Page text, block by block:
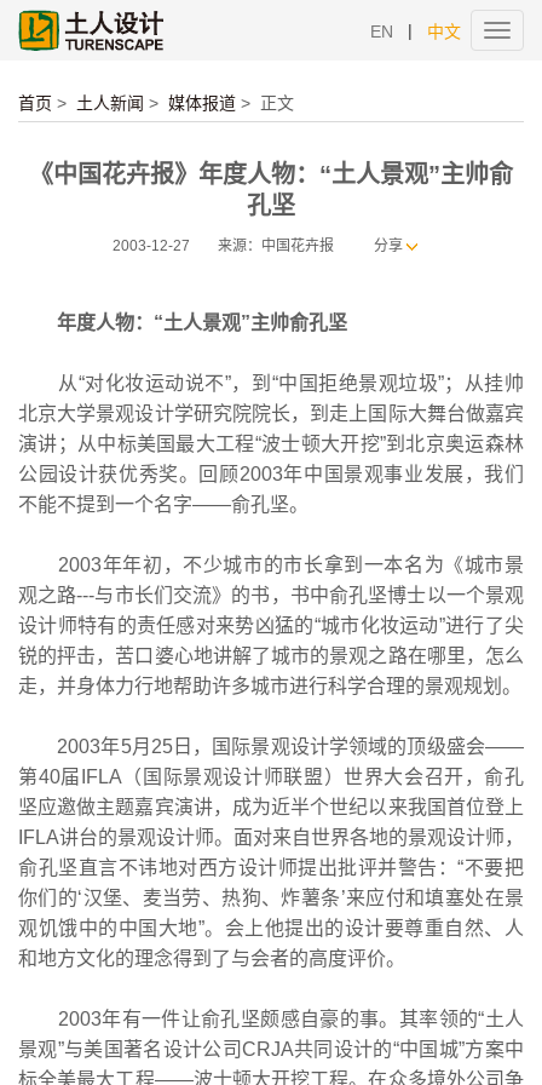
EN | 中文
首页 > 土人新闻 > 媒体报道 > 正文
《中国花卉报》年度人物：“土人景观”主帅俞
孔坚
2003-12-27 来源：中国花卉报 分享
年度人物：“土人景观”主帅俞孔坚
从“对化妆运动说不”，到“中国拒绝景观垃圾”；从挂帅
北京大学景观设计学研究院院长，到走上国际大舞台做嘉宾
演讲；从中标美国最大工程“波士顿大开挖”到北京奥运森林
公园设计获优秀奖。回顾2003年中国景观事业发展，我们
不能不提到一个名字——俞孔坚。
2003年年初，不少城市的市长拿到一本名为《城市景
观之路---与市长们交流》的书，书中俞孔坚博士以一个景观
设计师特有的责任感对来势凶猛的“城市化妆运动”进行了尖
锐的抨击，苦口婆心地讲解了城市的景观之路在哪里，怎么
走，并身体力行地帮助许多城市进行科学合理的景观规划。
2003年5月25日，国际景观设计学领域的顶级盛会——
第40届IFLA（国际景观设计师联盟）世界大会召开，俞孔
坚应邀做主题嘉宾演讲，成为近半个世纪以来我国首位登上
IFLA讲台的景观设计师。面对来自世界各地的景观设计师，
俞孔坚直言不讳地对西方设计师提出批评并警告：“不要把
你们的‘汉堡、麦当劳、热狗、炸薯条’来应付和填塞处在景
观饥饿中的中国大地”。会上他提出的设计要尊重自然、人
和地方文化的理念得到了与会者的高度评价。
2003年有一件让俞孔坚颇感自豪的事。其率领的“土人
景观”与美国著名设计公司CRJA共同设计的“中国城”方案中
标全美最大工程——波士顿大开挖工程。在众多境外公司争